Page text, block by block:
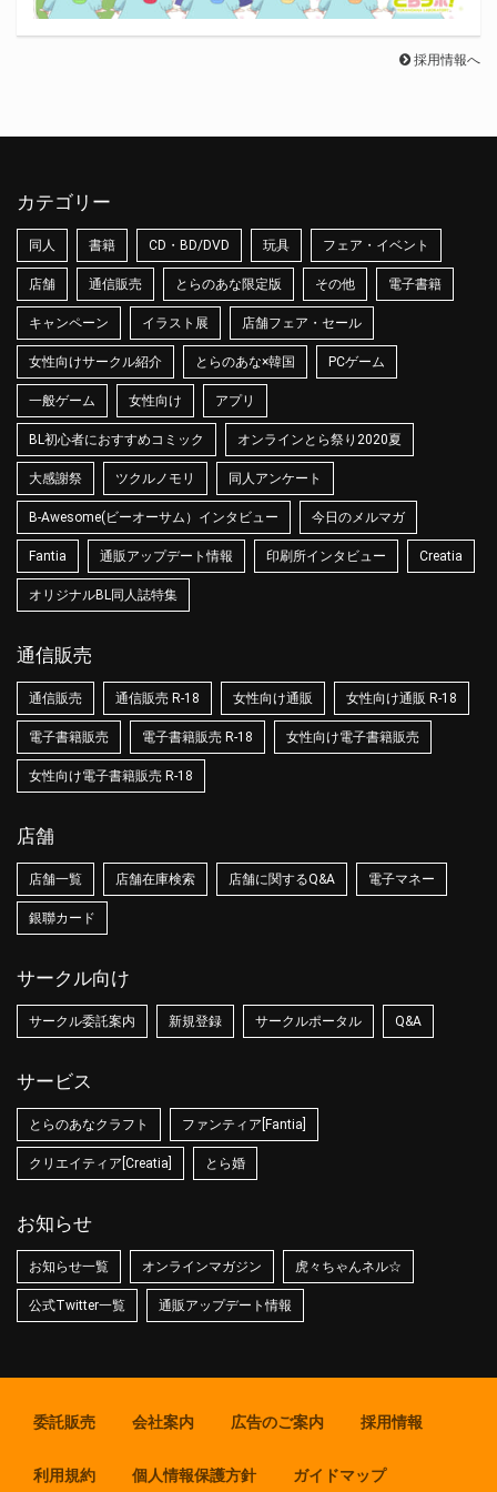
採用情報へ
カテゴリー
同人 書籍 CD・BD/DVD 玩具 フェア・イベント
店舗 通信販売 とらのあな限定版 その他 電子書籍
キャンペーン イラスト展 店舗フェア・セール
女性向けサークル紹介 とらのあな×韓国 PCゲーム
一般ゲーム 女性向け アプリ
BL初心者におすすめコミック オンラインとら祭り2020夏
大感謝祭 ツクルノモリ 同人アンケート
B-Awesome(ビーオーサム）インタビュー 今日のメルマガ
Fantia 通販アップデート情報 印刷所インタビュー Creatia
オリジナルBL同人誌特集
通信販売
通信販売 通信販売 R-18 女性向け通販 女性向け通販 R-18
電子書籍販売 電子書籍販売 R-18 女性向け電子書籍販売
女性向け電子書籍販売 R-18
店舗
店舗一覧 店舗在庫検索 店舗に関するQ&A 電子マネー
銀聯カード
サークル向け
サークル委託案内 新規登録 サークルポータル Q&A
サービス
とらのあなクラフト ファンティア[Fantia]
クリエイティア[Creatia] とら婚
お知らせ
お知らせ一覧 オンラインマガジン 虎々ちゃんネル☆
公式Twitter一覧 通販アップデート情報
委託販売 会社案内 広告のご案内 採用情報
利用規約 個人情報保護方針 ガイドマップ